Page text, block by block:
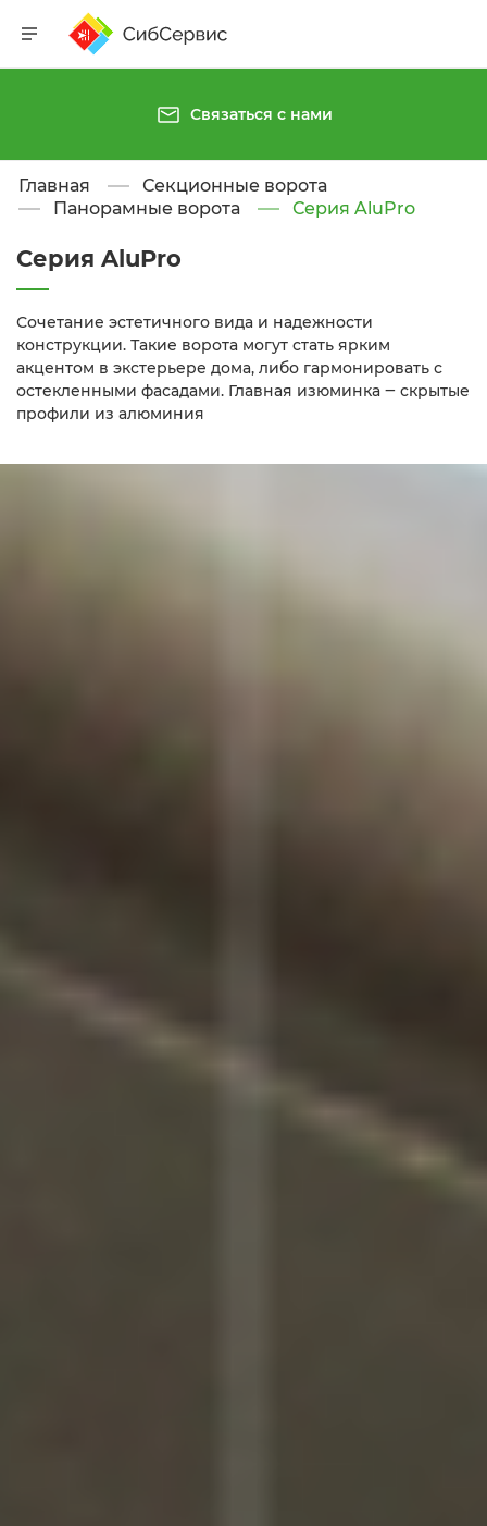
Связаться с нами
Главная
Секционные ворота
Панорамные ворота
Серия AluPro
Серия AluPro
Сочетание эстетичного вида и надежности
конструкции. Такие ворота могут стать ярким
акцентом в экстерьере дома, либо гармонировать с
остекленными фасадами. Главная изюминка ‒ скрытые
профили из алюминия